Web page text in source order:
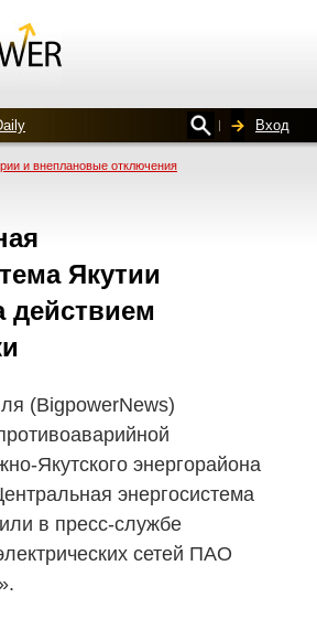
Вход
и внеплановые отключения
Якутии
действием
(BigpowerNews)
Якутского энергорайона
энергосистема
в пресс-службе
сетей ПАО